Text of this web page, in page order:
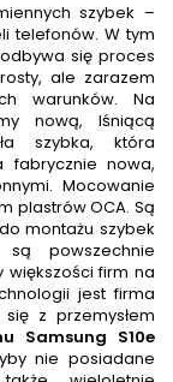
szybek –
telefonów. W tym
się proces
ale zarazem
warunków. Na
nową, lśniącą
szybka, która
fabrycznie nowa,
Mocowanie
plastrów OCA. Są
montażu szybek
powszechnie
firm na
jest firma
z przemysłem
Samsung S10e
nie posiadane